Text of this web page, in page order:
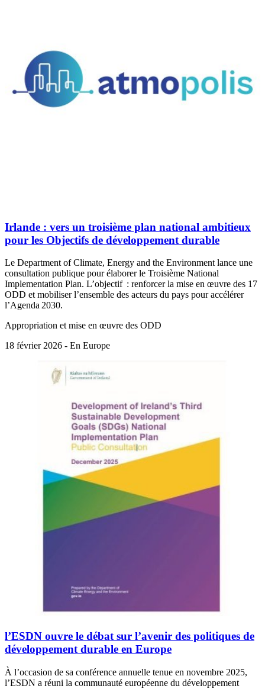
Irlande : vers un troisième plan national ambitieux
pour les Objectifs de développement durable
Le Department of Climate, Energy and the Environment lance une
consultation publique pour élaborer le Troisième National
Implementation Plan. L’objectif : renforcer la mise en œuvre des 17
ODD et mobiliser l’ensemble des acteurs du pays pour accélérer
l’Agenda 2030.
Appropriation et mise en œuvre des ODD
18 février 2026 - En Europe
l’ESDN ouvre le débat sur l’avenir des politiques de
développement durable en Europe
À l’occasion de sa conférence annuelle tenue en novembre 2025,
l’ESDN a réuni la communauté européenne du développement